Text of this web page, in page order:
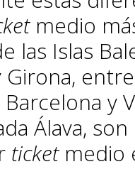
medio
las Islas
Girona,
Barcelona y
Álava,
ticketmedio